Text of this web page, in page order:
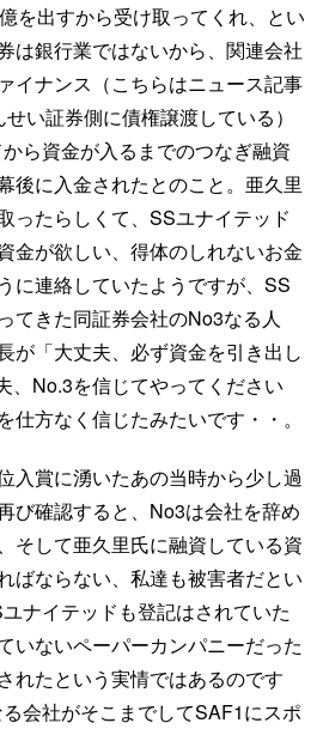
を出すから受け取ってくれ、とい
は銀行業ではないから、関連会社
イナンス（こちらはニュース記事
い証券側に債権譲渡している）
ら資金が入るまでのつなぎ融資
後に入金されたとのこと。亜久里
ったらしくて、SSユナイテッド
金が欲しい、得体のしれないお金
に連絡していたようですが、SS
てきた同証券会社のNo3なる人
が「大丈夫、必ず資金を引き出し
、No.3を信じてやってください
仕方なく信じたみたいです・・。
入賞に湧いたあの当時から少し過
び確認すると、No3は会社を辞め
そして亜久里氏に融資している資
ばならない、私達も被害者だとい
ナイテッドも登記はされていた
いないペーパーカンパニーだった
れたという実情ではあるのです
会社がそこまでしてSAF1にスポ